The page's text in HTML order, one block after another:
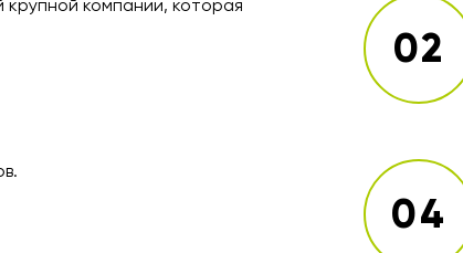
компании, которая